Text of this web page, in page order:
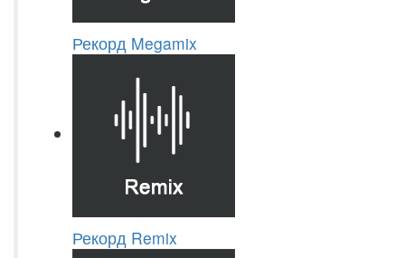
Рекорд Megamix
Рекорд Remix